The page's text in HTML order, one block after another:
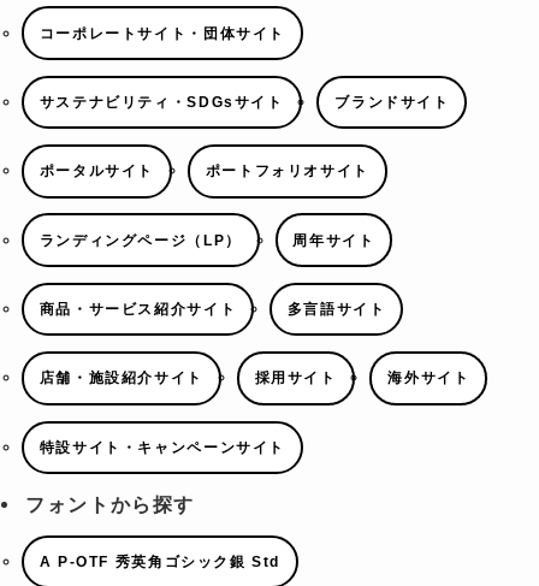
コーポレートサイト・団体サイト
サステナビリティ・SDGsサイト ブランドサイト
ポータルサイト ポートフォリオサイト
ランディングページ（LP） 周年サイト
商品・サービス紹介サイト 多言語サイト
店舗・施設紹介サイト 採用サイト 海外サイト
特設サイト・キャンペーンサイト
フォントから探す
A P-OTF 秀英角ゴシック銀 Std